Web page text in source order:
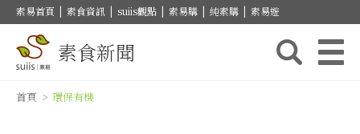
素易首頁 | 素食資訊 | suiis觀點 | 素易購 | 純素購 | 素易遊
素食新聞
首頁 > 環保有機